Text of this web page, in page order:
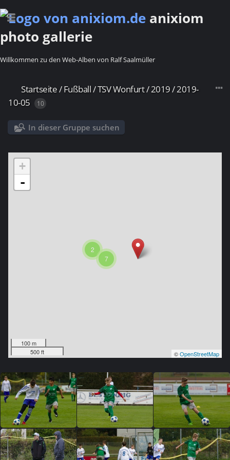
anixiom
photo gallerie
Willkommen zu den Web-Alben von Ralf Saalmüller
Startseite/Fußball/TSV Wonfurt/2019/2019-
10-05
10
In dieser Gruppe suchen
7
2
+
-
100 m
500 ft
©OpenStreetMap